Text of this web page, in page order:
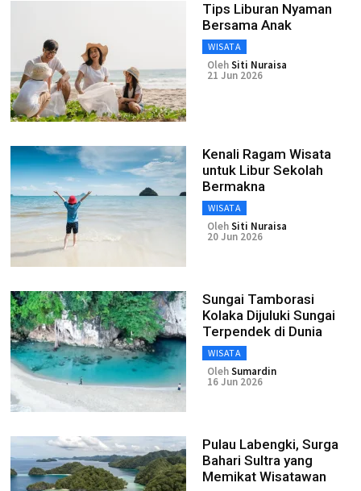
Tips Liburan Nyaman
Bersama Anak
WISATA
OlehSiti Nuraisa
21 Jun 2026
Kenali Ragam Wisata
untuk Libur Sekolah
Bermakna
WISATA
OlehSiti Nuraisa
20 Jun 2026
Sungai Tamborasi
Kolaka Dijuluki Sungai
Terpendek di Dunia
WISATA
OlehSumardin
16 Jun 2026
Pulau Labengki, Surga
Bahari Sultra yang
Memikat Wisatawan